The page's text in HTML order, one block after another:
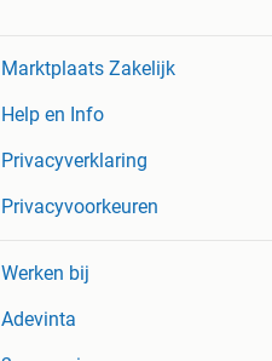
Marktplaats Zakelijk
Help en Info
Privacyverklaring
Privacyvoorkeuren
Werken bij
Adevinta